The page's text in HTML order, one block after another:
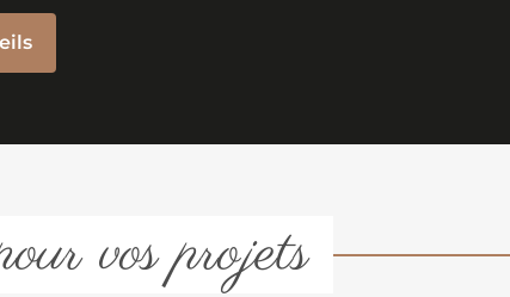
vos projets